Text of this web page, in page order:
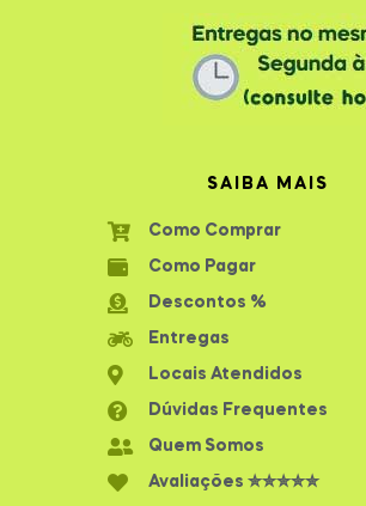
SAIBA MAIS
Como Comprar
Como Pagar
Descontos %
Entregas
Locais Atendidos
Dúvidas Frequentes
Quem Somos
Avaliações ✮✮✮✮✮